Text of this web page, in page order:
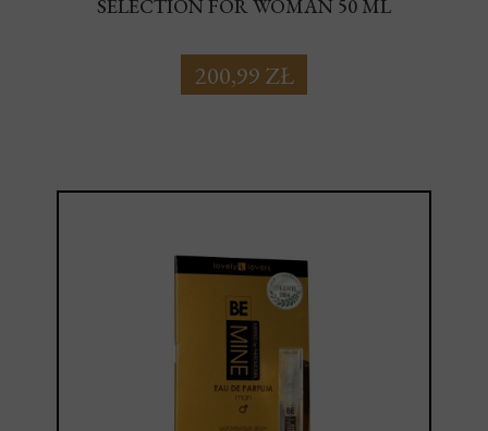
SELECTION FOR WOMAN 50 ML
200,99 ZŁ